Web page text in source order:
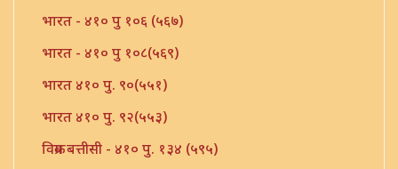
भारत - ४१० पु १०६ (५६७)
भारत - ४१० पु १०८(५६९)
भारत ४१० पु. ९०(५५१)
भारत ४१० पु. ९२(५५३)
विक्रम बत्तीसी - ४१० पु. १३४ (५९५)